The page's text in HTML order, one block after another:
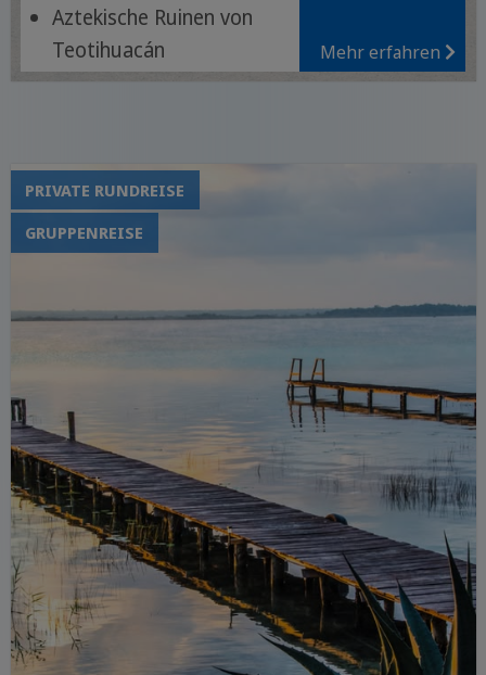
Aztekische Ruinen von
Teotihuacán
Magische Dörfer Puebla,
Mehr erfahren
PRIVATE RUNDREISE
GRUPPENREISE